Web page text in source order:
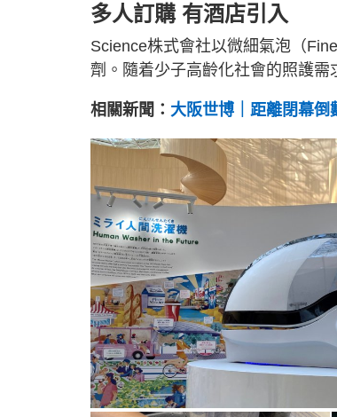
多人訂購 有酒店引入
Science株式會社以微細氣泡（
劑。隨着少子高齡化社會的照護需
相關新聞： 大阪世博｜距離閉幕